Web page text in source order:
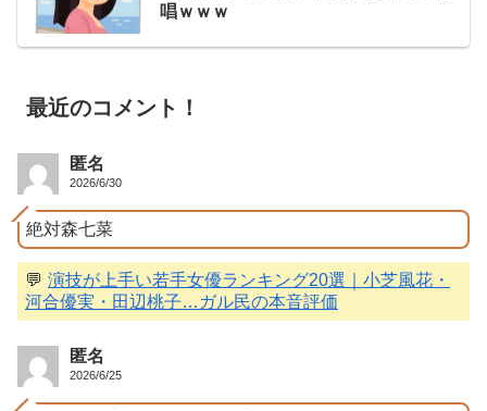
唱ｗｗｗ
最近のコメント！
匿名
2026/6/30
絶対森七菜
💬 演技が上手い若手女優ランキング20選｜小芝風花・
河合優実・田辺桃子…ガル民の本音評価
匿名
2026/6/25